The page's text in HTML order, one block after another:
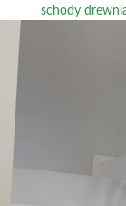
schody